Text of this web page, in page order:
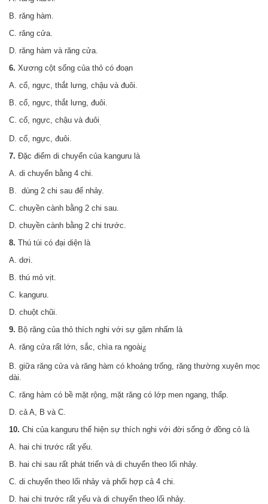
B. răng hàm.
C. răng cửa.
D. răng hàm và răng cửa.
6. Xương cột sống của thỏ có đoạn
A. cổ, ngực, thắt lưng, chậu và đuôi.
B. cổ, ngực, thắt lưng, đuôi.
C. cổ, ngực, chậu và đuôi
D. cổ, ngực, đuôi.
7. Đặc điểm di chuyển của kanguru là
A. di chuyển bằng 4 chi.
B. dùng 2 chi sau để nhảy.
C. chuyền cành bằng 2 chi sau.
D. chuyền cành bằng 2 chi trước.
8. Thú túi có đại diện là
A. dơi.
B. thú mỏ vịt.
C. kanguru.
D. chuột chũi.
9. Bộ răng của thỏ thích nghi với sự gặm nhấm là
A. răng cửa rất lớn, sắc, chìa ra ngoàiế
B. giữa răng cửa và răng hàm có khoảng trống, răng thường xuyên mọc
dài.
C. răng hàm có bề mặt rộng, mặt răng có lớp men ngang, thấp.
D. cả A, B và C.
10. Chi của kanguru thể hiện sự thích nghi với đời sống ở đồng cỏ là
A. hai chi trước rất yếu.
B. hai chi sau rất phát triển và di chuyển theo lối nhảy.
C. di chuyển theo lối nhảy và phối hợp cả 4 chi.
D. hai chi trước rất yếu và di chuyển theo lối nhảy.